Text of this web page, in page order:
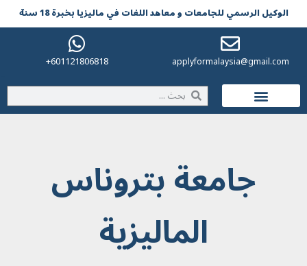
الوکیل الرسمي للجامعات و معاهد اللغات في مالیزیا بخبرة 18 سنة
applyformalaysia@gmail.com
601121806818+
جامعة بتروناس
الماليزية